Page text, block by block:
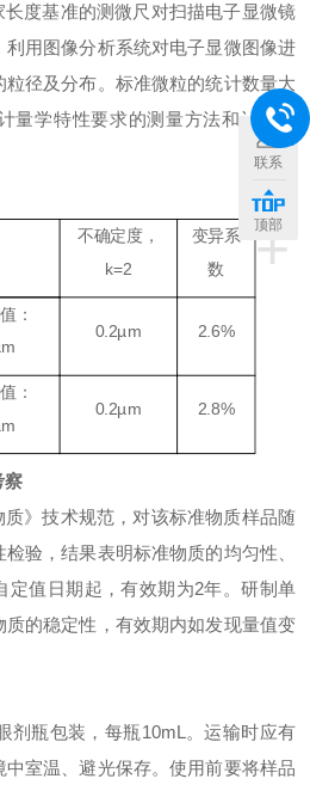
度基准的测微尺对扫描电子显微镜
用图像分析系统对电子显微图像进
径及分布。标准微粒的统计数量大
量学特性要求的测量方法和计量器
+
不确定度，
k=2
变异系
数
：
0.2µm 2.6%
：
0.2µm 2.8%
察
》技术规范，对该标准物质样品随
验，结果表明标准物质的均匀性、
定值日期起，有效期为2年。研制单
的稳定性，有效期内如发现量值变
剂瓶包装，每瓶10mL 。运输时应有
室温、避光保存。使用前要将样品
联系
顶部